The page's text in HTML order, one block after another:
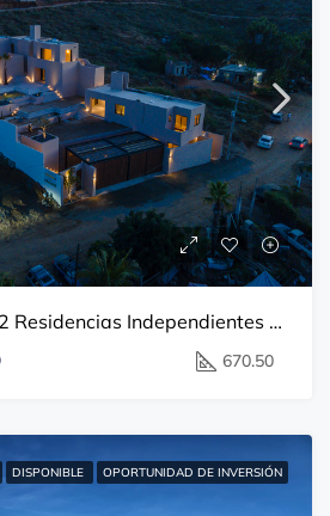
Casa De Lujo Con 2 Residencias Independientes Y Alberca En Todos Santos
670.50
DISPONIBLE OPORTUNIDAD DE INVERSIÓN